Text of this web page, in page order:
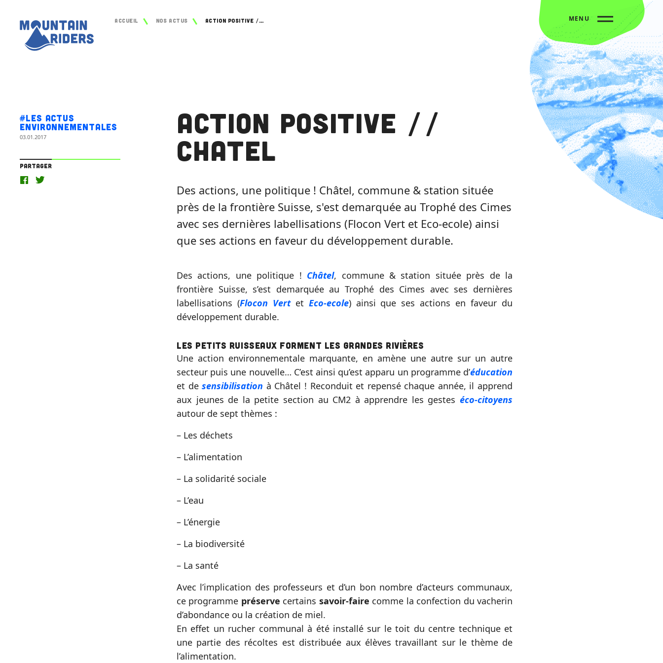
Accueil Nos actus Action Positive // Chatel MENU
#Les actus
environnementales
03.01.2017
Partager
Action Positive //
Chatel
Des actions, une politique ! Châtel, commune & station située
près de la frontière Suisse, s'est demarquée au Trophé des Cimes
avec ses dernières labellisations (Flocon Vert et Eco-ecole) ainsi
que ses actions en faveur du développement durable.
Des actions, une politique ! Châtel, commune & station située près de la
frontière Suisse, s’est demarquée au Trophé des Cimes avec ses dernières
labellisations (Flocon Vertet Eco-ecole) ainsi que ses actions en faveur du
développement durable.
Les petits ruisseaux forment les grandes rivières
Une action environnementale marquante, en amène une autre sur un autre
secteur puis une nouvelle… C’est ainsi qu’est apparu un programme d’éducation
et desensibilisation à Châtel ! Reconduit et repensé chaque année, il apprend
aux jeunes de la petite section au CM2 à apprendre les gestes éco-citoyens
autour de sept thèmes :
– Les déchets
– L’alimentation
– La solidarité sociale
– L’eau
– L’énergie
– La biodiversité
– La santé
Avec l’implication des professeurs et d’un bon nombre d’acteurs communaux,
ce programme préserve certains savoir-faire comme la confection du vacherin
d’abondance ou la création de miel.
En effet un rucher communal à été installé sur le toit du centre technique et
une partie des récoltes est distribuée aux élèves travaillant sur le thème de
l’alimentation.